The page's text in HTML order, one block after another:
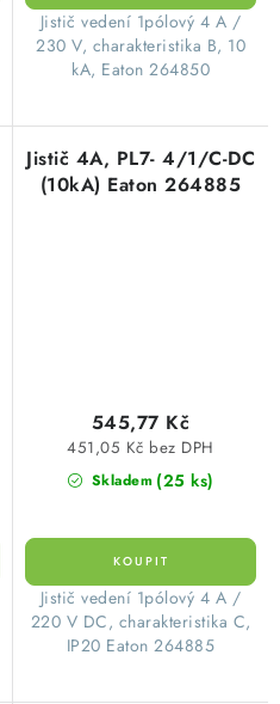
​Jistič vedení 1pólový 4 A /
230 V, charakteristika B, 10
kA, Eaton 264850
Jistič 4A, PL7- 4/1/C-DC
(10kA) Eaton 264885
Skladem (25 ks)
451,05 Kč bez DPH
545,77 Kč
​Jistič vedení 1pólový 4 A /
220 V DC, charakteristika C,
IP20 Eaton 264885